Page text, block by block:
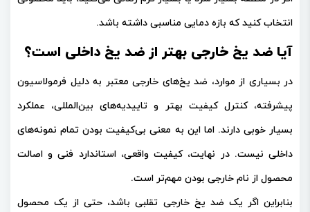
انتخاب کنید که بازه دمایی مناسبی داشته باشد.
آیا ضد یخ خارجی بهتر از ضد یخ داخلی است؟
در بسیاری از موارد، ضد یخ‌های خارجی معتبر به دلیل فرمولاسیون
پیشرفته، کنترل کیفیت بهتر و تاییدیه‌های بین‌المللی، عملکرد
بسیار خوبی دارند. اما این به معنی بی‌کیفیت بودن تمام نمونه‌های
داخلی نیست. در نهایت،کیفیت واقعی، استاندارد فنی و اصالت
محصول از نام خارجی بودن مهم‌تر است.
بنابراین اگر یک ضد یخ خارجی تقلبی باشد، حتی از یک محصول